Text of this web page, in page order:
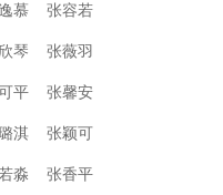
慕 张容若
琴 张薇羽
平 张馨安
淇 张颖可
淼 张香平